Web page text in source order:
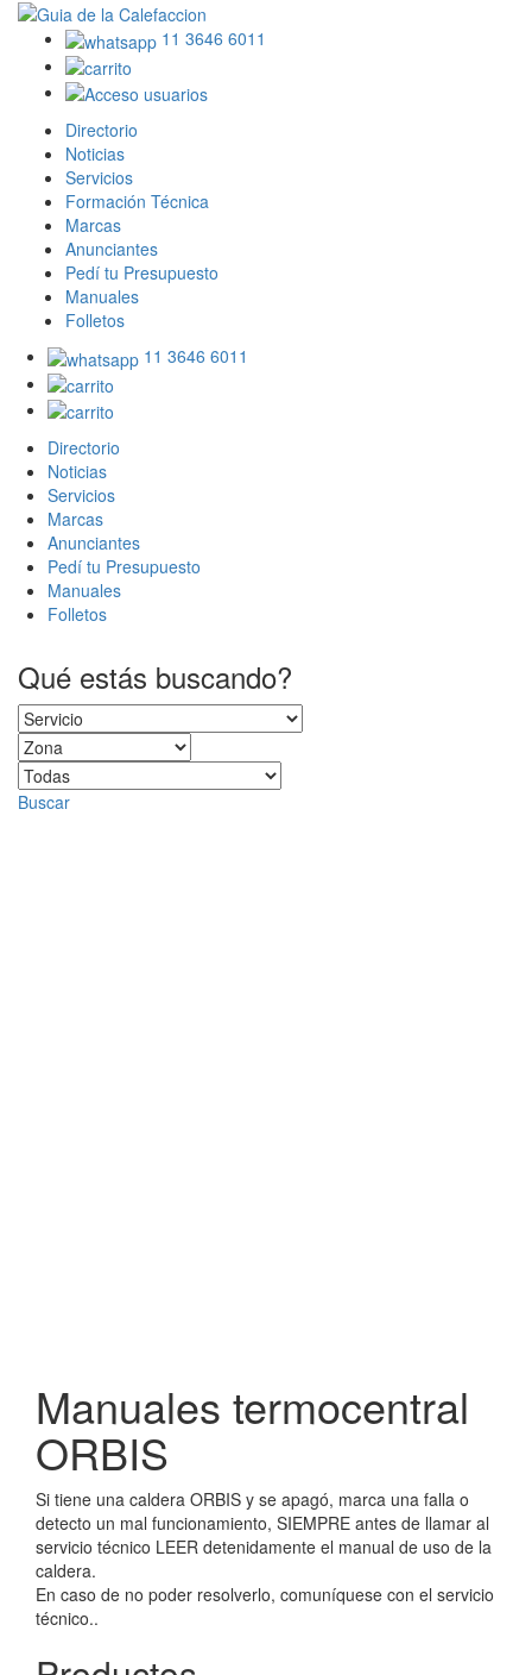
11 3646 6011
Directorio
Noticias
Servicios
Formación Técnica
Marcas
Anunciantes
Pedí tu Presupuesto
Manuales
Folletos
11 3646 6011
Directorio
Noticias
Servicios
Marcas
Anunciantes
Pedí tu Presupuesto
Manuales
Folletos
Qué estás buscando?
Buscar
Manuales termocentral
ORBIS
Si tiene una caldera ORBIS y se apagó, marca una falla o
detecto un mal funcionamiento, SIEMPRE antes de llamar al
servicio técnico LEER detenidamente el manual de uso de la
caldera.
En caso de no poder resolverlo, comuní­quese con el servicio
técnico..